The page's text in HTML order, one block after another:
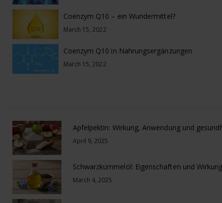
Coenzym Q10 – ein Wundermittel?
March 15, 2022
Coenzym Q10 in Nahrungsergänzungen
March 15, 2022
April 9, 2025
Schwarzkümmelöl: Eigenschaften und
March 4, 2025